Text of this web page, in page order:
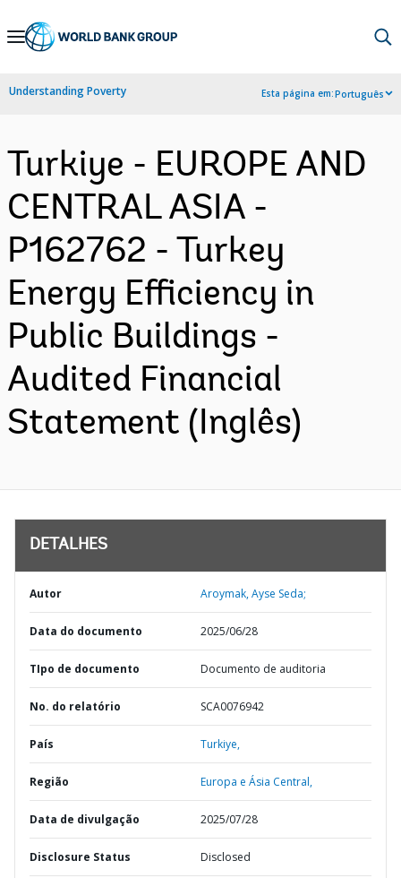
Skip
Navigation
Understanding Poverty Esta página em:Português
Turkiye - EUROPE AND
CENTRAL ASIA -
P162762 - Turkey
Energy Efficiency in
Public Buildings -
Audited Financial
Statement (Inglês)
DETALHES
Autor Aroymak, Ayse Seda;
Data do documento 2025/06/28
TIpo de documento Documento de auditoria
No. do relatório SCA0076942
País Turkiye,
Região Europa e Ásia Central,
Data de divulgação 2025/07/28
Disclosure Status Disclosed